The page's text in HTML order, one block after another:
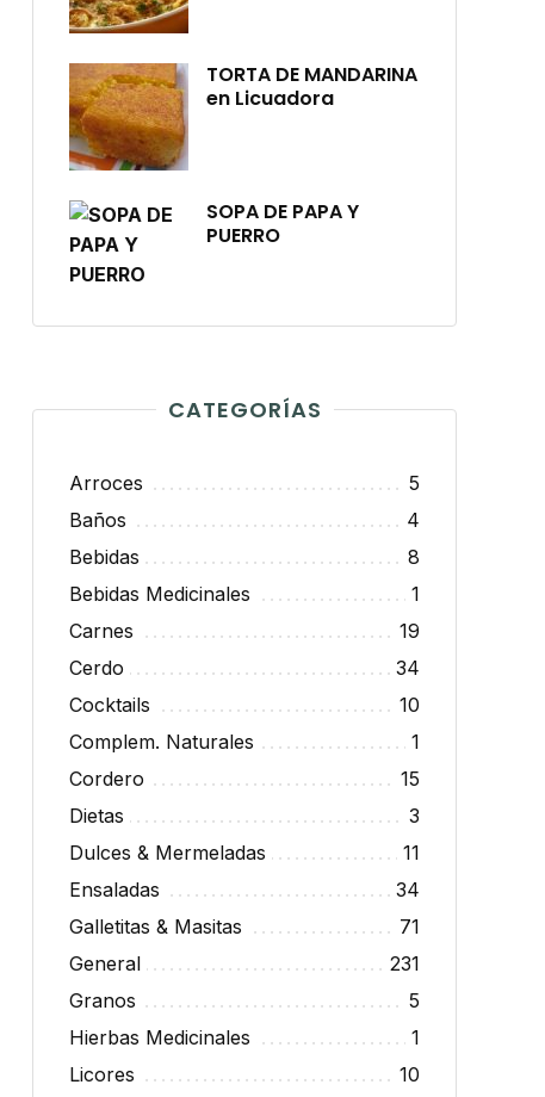
TORTA DE MANDARINA
en Licuadora
SOPA DE PAPA Y
PUERRO
CATEGORÍAS
Arroces
5
Baños
4
Bebidas
8
Bebidas Medicinales
1
Carnes
19
Cerdo
34
Cocktails
10
Complem. Naturales
1
Cordero
15
Dietas
3
Dulces & Mermeladas
11
Ensaladas
34
Galletitas & Masitas
71
General
231
Granos
5
Hierbas Medicinales
1
Licores
10